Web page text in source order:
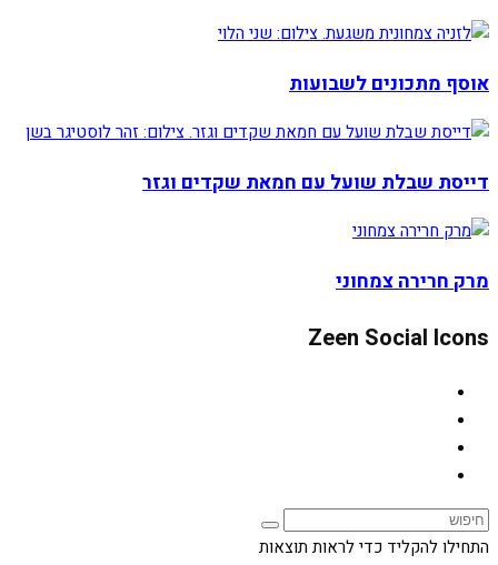
אוסף מתכונים לשבועות
דייסת שבלת שועל עם חמאת שקדים וגזר
מרק חרירה צמחוני
Zeen Social Icons
התחילו להקליד כדי לראות תוצאות